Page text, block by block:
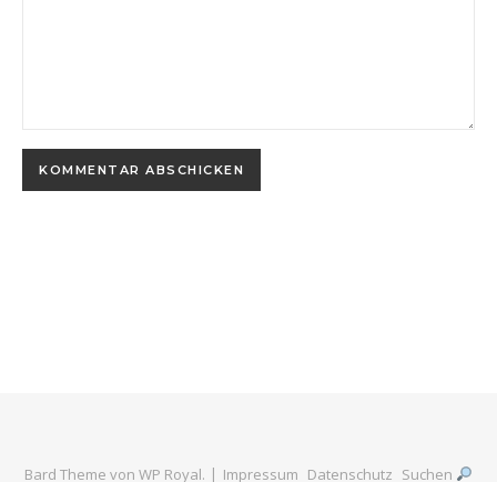
Bard Theme vonWP Royal. Impressum Datenschutz Suchen